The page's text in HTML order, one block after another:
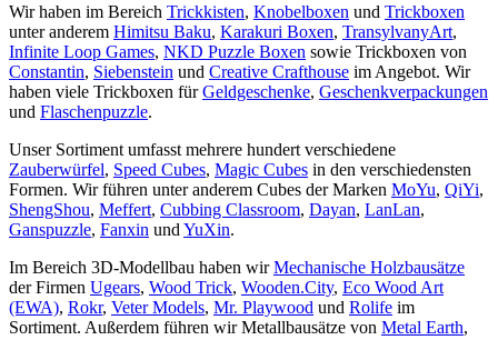
Wir haben im Bereich Trickkisten, Knobelboxen und Trickboxen
unter anderem Himitsu Baku, Karakuri Boxen, TransylvanyArt,
Infinite Loop Games, NKD Puzzle Boxen sowie Trickboxen von
Constantin, Siebenstein und Creative Crafthouse im Angebot. Wir
haben viele Trickboxen fürGeldgeschenke, Geschenkverpackungen
und Flaschenpuzzle.
Unser Sortiment umfasst mehrere hundert verschiedene
Zauberwürfel, Speed Cubes, Magic Cubes in den verschiedensten
Formen. Wir führen unter anderem Cubes der Marken MoYu, QiYi,
ShengShou, Meffert, Cubbing Classroom, Dayan, LanLan,
Ganspuzzle, Fanxin und YuXin.
Im Bereich 3D-Modellbau haben wirMechanische Holzbausätze
der Firmen Ugears, Wood Trick, Wooden.City, Eco Wood Art
(EWA), Rokr, Veter Models, Mr. Playwood und Rolife im
Sortiment. Außerdem führen wir Metallbausätze von Metal Earth,